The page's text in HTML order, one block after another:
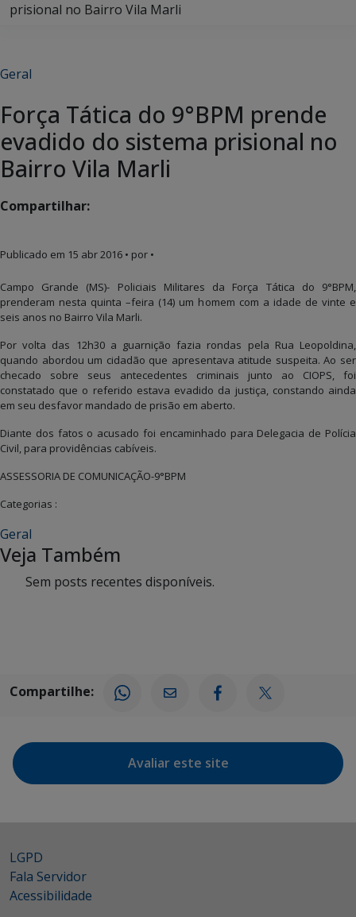
prisional no Bairro Vila Marli
Geral
Força Tática do 9°BPM prende
evadido do sistema prisional no
Bairro Vila Marli
Compartilhar:
Publicado em 15 abr 2016 • por •
Campo Grande (MS)- Policiais Militares da Força Tática do 9°BPM,
prenderam nesta quinta –feira (14) um homem com a idade de vinte e
seis anos no Bairro Vila Marli.
Por volta das 12h30 a guarnição fazia rondas pela Rua Leopoldina,
quando abordou um cidadão que apresentava atitude suspeita. Ao ser
checado sobre seus antecedentes criminais junto ao CIOPS, foi
constatado que o referido estava evadido da justiça, constando ainda
em seu desfavor mandado de prisão em aberto.
Diante dos fatos o acusado foi encaminhado para Delegacia de Polícia
Civil, para providências cabíveis.
ASSESSORIA DE COMUNICAÇÃO-9°BPM
Categorias :
Geral
Veja Também
Sem posts recentes disponíveis.
Compartilhe:
Avaliar este site
LGPD
Fala Servidor
Acessibilidade